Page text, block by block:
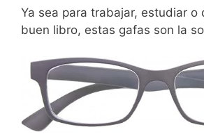
Ya sea para trabajar, estudiar o
buen libro, estas gafas son la